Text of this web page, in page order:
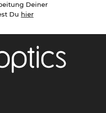
Deiner
Du hier